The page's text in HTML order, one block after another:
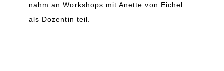
nahm an Workshops mit Anette von Eichel
als Dozentin teil.